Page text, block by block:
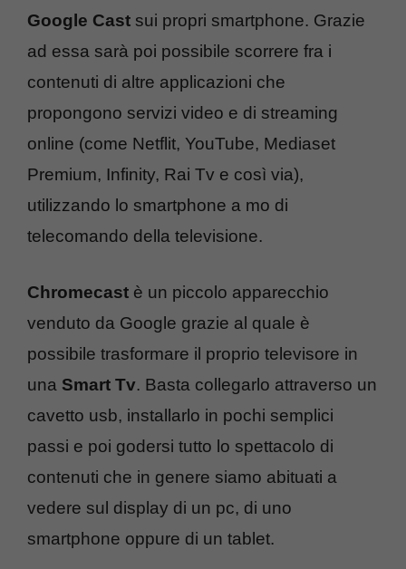
Google Cast sui propri smartphone. Grazie
ad essa sarà poi possibile scorrere fra i
contenuti di altre applicazioni che
propongono servizi video e di streaming
online (come Netflit, YouTube, Mediaset
Premium, Infinity, Rai Tv e così via),
utilizzando lo smartphone a mo di
telecomando della televisione.
Chromecast è un piccolo apparecchio
venduto da Google grazie al quale è
possibile trasformare il proprio televisore in
una Smart Tv. Basta collegarlo attraverso un
cavetto usb, installarlo in pochi semplici
passi e poi godersi tutto lo spettacolo di
contenuti che in genere siamo abituati a
vedere sul display di un pc, di uno
smartphone oppure di un tablet.